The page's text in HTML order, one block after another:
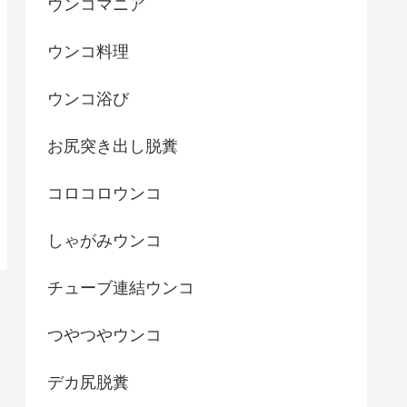
ウンコマニア
ウンコ料理
ウンコ浴び
お尻突き出し脱糞
コロコロウンコ
しゃがみウンコ
チューブ連結ウンコ
つやつやウンコ
デカ尻脱糞